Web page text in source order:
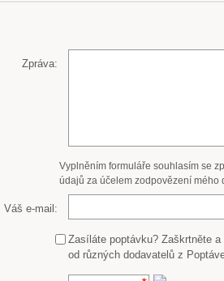
Zpráva:
Vyplněním formuláře souhlasím se
údajů za účelem zodpovězení mého
Váš e-mail:
Zasíláte poptávku? Zaškrtněte
od různých dodavatelů z